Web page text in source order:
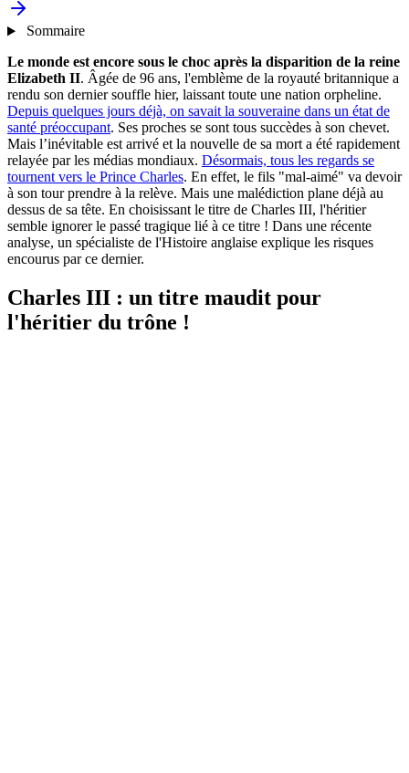
Sommaire
Le monde est encore sous le choc après la disparition de la reine
Elizabeth II. Âgée de 96 ans, l'emblème de la royauté britannique a
rendu son dernier souffle hier, laissant toute une nation orpheline.
Depuis quelques jours déjà, on savait la souveraine dans un état de
santé préoccupant. Ses proches se sont tous succèdes à son chevet.
Mais l’inévitable est arrivé et la nouvelle de sa mort a été rapidement
relayée par les médias mondiaux. Désormais, tous les regards se
tournent vers le Prince Charles. En effet, le fils "mal-aimé" va devoir
à son tour prendre à la relève. Mais une malédiction plane déjà au
dessus de sa tête. En choisissant le titre de Charles III, l'héritier
semble ignorer le passé tragique lié à ce titre ! Dans une récente
analyse, un spécialiste de l'Histoire anglaise explique les risques
encourus par ce dernier.
Charles III : un titre maudit pour
l'héritier du trône !